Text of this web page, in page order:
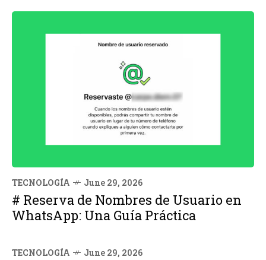
TECNOLOGÍA June 29, 2026
# Reserva de Nombres de Usuario en
WhatsApp: Una Guía Práctica
TECNOLOGÍA June 29, 2026